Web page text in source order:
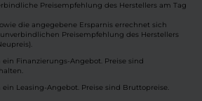
Preisempfehlung des Herstellers am Tag
die angegebene Ersparnis errechnet sich
Preisempfehlung des Herstellers
Finanzierungs-Angebot. Preise sind
Leasing-Angebot. Preise sind Bruttopreise.